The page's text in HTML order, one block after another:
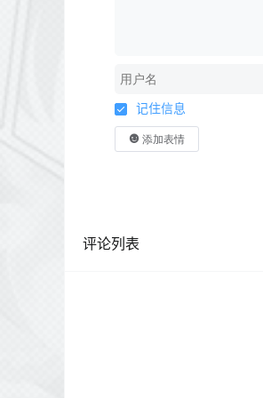
记住信息
添加表情
评论列表